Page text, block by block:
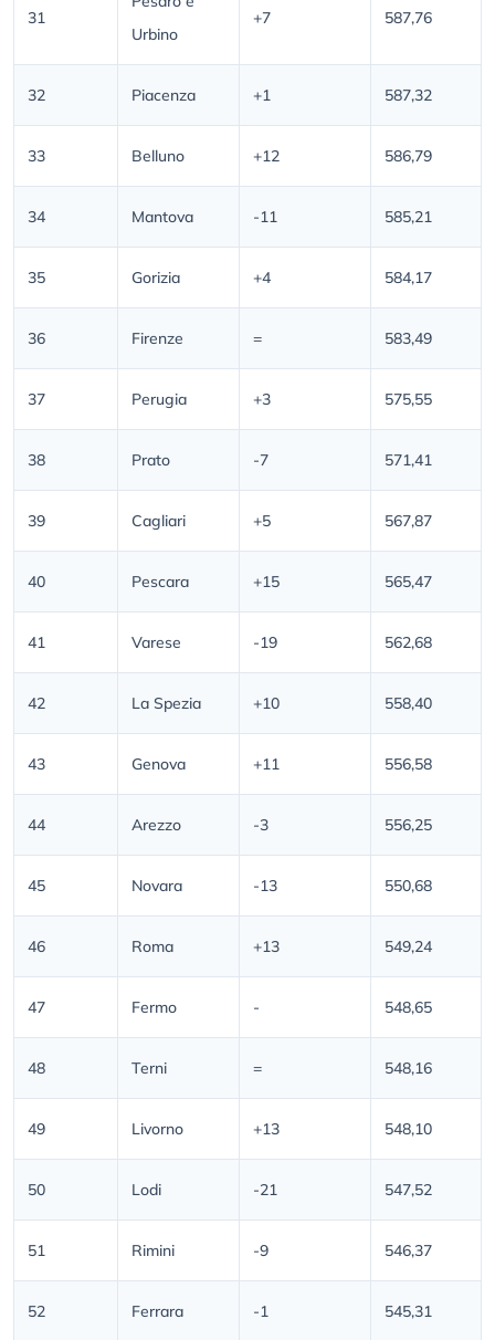
31
Urbino
+7 587,76
32 Piacenza +1 587,32
33 Belluno +12 586,79
34 Mantova -11 585,21
35 Gorizia +4 584,17
36 Firenze = 583,49
37 Perugia +3 575,55
38 Prato -7 571,41
39 Cagliari +5 567,87
40 Pescara +15 565,47
41 Varese -19 562,68
42 La Spezia +10 558,40
43 Genova +11 556,58
44 Arezzo -3 556,25
45 Novara -13 550,68
46 Roma +13 549,24
47 Fermo - 548,65
48 Terni = 548,16
49 Livorno +13 548,10
50 Lodi -21 547,52
51 Rimini -9 546,37
52 Ferrara -1 545,31